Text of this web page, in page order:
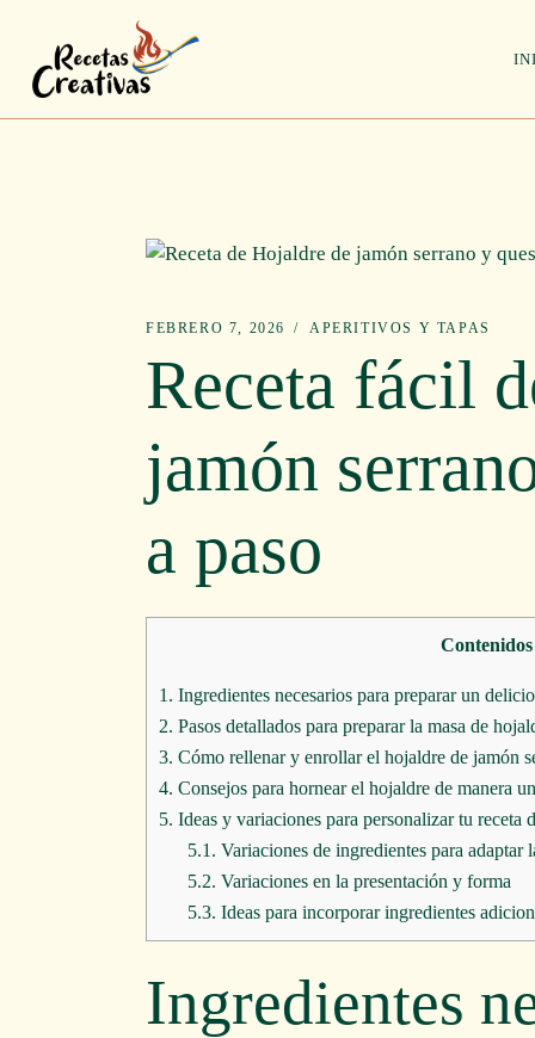
contenido
FEBRERO 7, 2026 APERITIVOS Y TAPAS
Receta fácil
jamón
a paso
Contenidos
1. Ingredientes necesarios para preparar un
2. Pasos detallados para preparar la masa de
3. Cómo rellenar y enrollar el hojaldre de jamón
4. Consejos para hornear el hojaldre de manera
5. Ideas y variaciones para personalizar tu receta
5.1. Variaciones de ingredientes para adaptar
5.2. Variaciones en la presentación y forma
5.3. Ideas para incorporar ingredientes
Ingredientes